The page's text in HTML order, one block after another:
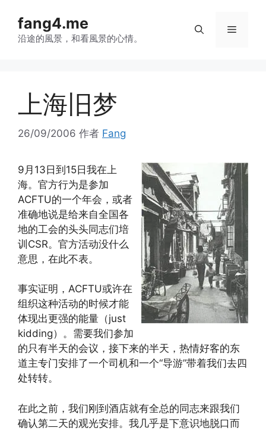
fang4.me
沿途的風景，和看風景的心情。
菜
上海旧梦
26/09/2006 作者 Fang
9月13日到15日我在上
海。官方行为是参加
ACFTU的一个年会，或者
准确地说是给来自全国各
地的工会的头头同志们培
训CSR。官方活动没什么
意思，在此不表。
事实证明，ACFTU或许在
组织这种活动的时候才能
体现出更强的能量（just
kidding）。需要我们参加
的只有半天的会议，接下来的半天，热情好客的东
道主专门安排了一个司机和一个“导游”带着我们去四
处转转。
在此之前，我们刚到酒店就有全总的同志来跟我们
确认第二天的观光安排。我几乎是下意识地脱口而